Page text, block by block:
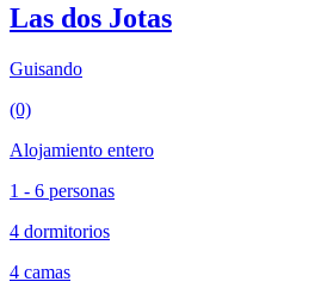
Las dos Jotas
Guisando
(0)
Alojamiento entero
1 - 6 personas
4 dormitorios
4 camas